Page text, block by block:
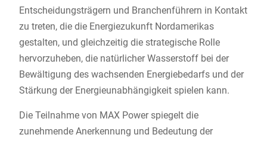
Entscheidungsträgern und Branchenführern in Kontakt
zu treten, die die Energiezukunft Nordamerikas
gestalten, und gleichzeitig die strategische Rolle
hervorzuheben, die natürlicher Wasserstoff bei der
Bewältigung des wachsenden Energiebedarfs und der
Stärkung der Energieunabhängigkeit spielen kann.
Die Teilnahme von MAX Power spiegelt die
zunehmende Anerkennung und Bedeutung der